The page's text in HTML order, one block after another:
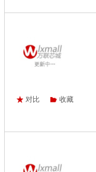
对比 收藏